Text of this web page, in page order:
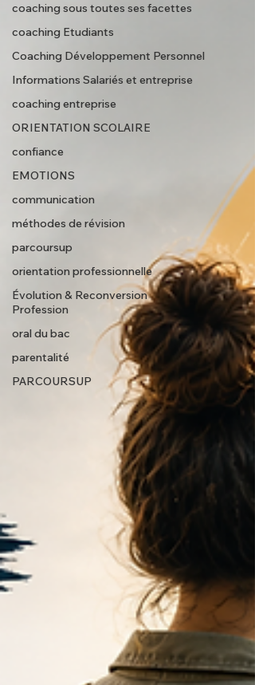
coaching sous toutes ses facettes
coaching Etudiants
Coaching Développement Personnel
Informations Salariés et entreprise
coaching entreprise
ORIENTATION SCOLAIRE
confiance
EMOTIONS
communication
méthodes de révision
parcoursup
orientation professionnelle
Évolution & Reconversion
Profession
oral du bac
parentalité
PARCOURSUP